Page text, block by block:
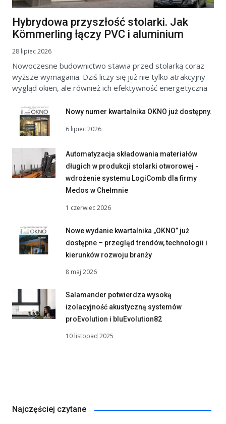
Hybrydowa przyszłość stolarki. Jak
Kömmerling łączy PVC i aluminium
28 lipiec 2026
Nowoczesne budownictwo stawia przed stolarką coraz
wyższe wymagania. Dziś liczy się już nie tylko atrakcyjny
wygląd okien, ale również ich efektywność energetyczna
Nowy numer kwartalnika OKNO już dostępny.
6 lipiec 2026
Automatyzacja składowania materiałów
długich w produkcji stolarki otworowej -
wdrożenie systemu LogiComb dla firmy
Medos w Chełmnie
1 czerwiec 2026
Nowe wydanie kwartalnika „OKNO” już
dostępne – przegląd trendów, technologii i
kierunków rozwoju branży
8 maj 2026
Salamander potwierdza wysoką
izolacyjność akustyczną systemów
proEvolution i bluEvolution82
10 listopad 2025
Najczęściej czytane